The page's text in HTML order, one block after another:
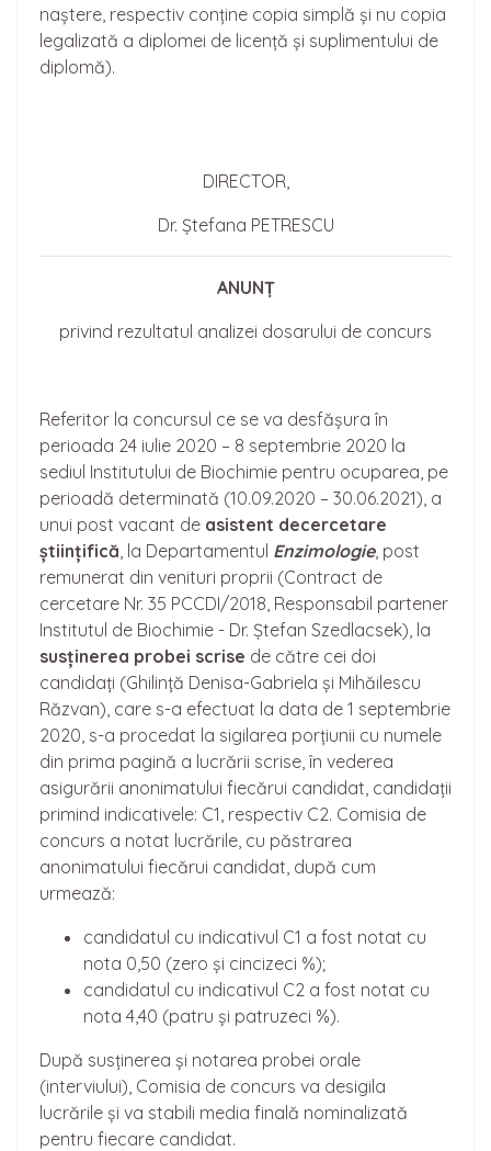
naștere, respectiv conține copia simplă și nu copia
legalizată a diplomei de licență și suplimentului de
diplomă).
DIRECTOR,
Dr. Ștefana PETRESCU
ANUNȚ
privind rezultatul analizei dosarului de concurs
Referitor la concursul ce se va desfășura în
perioada 24 iulie 2020 – 8 septembrie 2020 la
sediul Institutului de Biochimie pentru ocuparea, pe
perioadă determinată (10.09.2020 – 30.06.2021), a
unui post vacant de asistent decercetare
științifică, la Departamentul Enzimologie, post
remunerat din venituri proprii (Contract de
cercetare Nr. 35 PCCDI/2018, Responsabil partener
Institutul de Biochimie - Dr. Ștefan Szedlacsek), la
susținerea probei scrise de către cei doi
candidați (Ghilință Denisa-Gabriela și Mihăilescu
Răzvan), care s-a efectuat la data de 1 septembrie
2020, s-a procedat la sigilarea porțiunii cu numele
din prima pagină a lucrării scrise, în vederea
asigurării anonimatului fiecărui candidat, candidații
primind indicativele: C1, respectiv C2. Comisia de
concurs a notat lucrările, cu păstrarea
anonimatului fiecărui candidat, după cum
urmează:
candidatul cu indicativul C1 a fost notat cu
nota 0,50 (zero și cincizeci %);
candidatul cu indicativul C2 a fost notat cu
nota 4,40 (patru și patruzeci %).
După susținerea și notarea probei orale
(interviului), Comisia de concurs va desigila
lucrările și va stabili media finală nominalizată
pentru fiecare candidat.